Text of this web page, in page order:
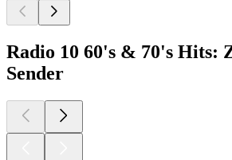
Radio 10 60's & 70's Hits:
Sender